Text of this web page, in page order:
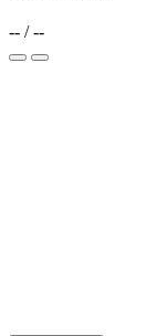
-- / --